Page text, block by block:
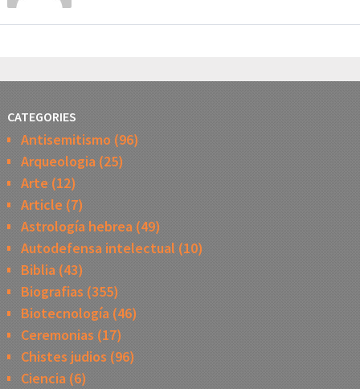
CATEGORIES
Antisemitismo (96)
Arqueologia(25)
Arte (12)
Article (7)
Astrología hebrea(49)
Autodefensa intelectual (10)
Biblia(43)
Biografias (355)
Biotecnología(46)
Ceremonias (17)
Chistes judios (96)
Ciencia(6)